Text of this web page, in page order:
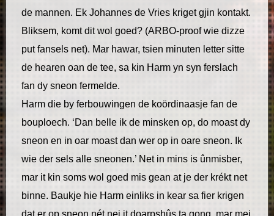
de mannen. Ek Johannes de Vries kriget gjin kontakt.
Bliksem, komt dit wol goed? (ARBO-proof wie dizze
put fansels net). Mar hawar, tsien minuten letter sitte
de hearen oan de tee, sa kin Harm yn syn ferslach
fan dy sneon fermelde.
Harm die by ferbouwingen de koördinaasje fan de
bouploech. ‘Dan belle ik de minsken op, do moast dy
sneon en in oar moast dan wer op in oare sneon. Ik
wie der sels alle sneonen.’ Net in mins is ûnmisber,
mar it kin soms wol goed mis gean at je der krékt net
binne. Baukje hie Harm einliks in kear sa fier krigen
dat er op sneon nét nei it doarpshûs ta gong, mar mei